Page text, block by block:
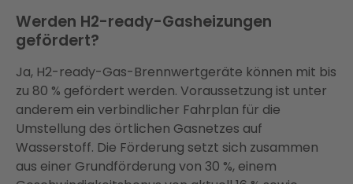
Werden H2-ready-Gasheizungen
gefördert?
Ja, H2-ready-Gas-Brennwertgeräte können mit bis
zu 80 % gefördert werden. Voraussetzung ist unter
anderem ein verbindlicher Fahrplan für die
Umstellung des örtlichen Gasnetzes auf
Wasserstoff. Die Förderung setzt sich zusammen
aus einer Grundförderung von 30 %, einem